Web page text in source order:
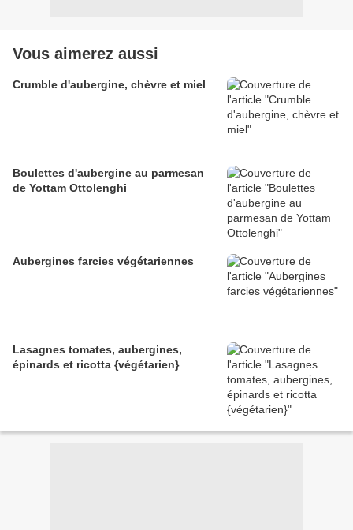
Vous aimerez aussi
Crumble d'aubergine, chèvre et miel
Boulettes d'aubergine au parmesan
de Yottam Ottolenghi
Aubergines farcies végétariennes
Lasagnes tomates, aubergines,
épinards et ricotta {végétarien}